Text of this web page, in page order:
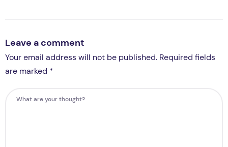
Leave a comment
Your email address will not be published. Required fields
are marked *